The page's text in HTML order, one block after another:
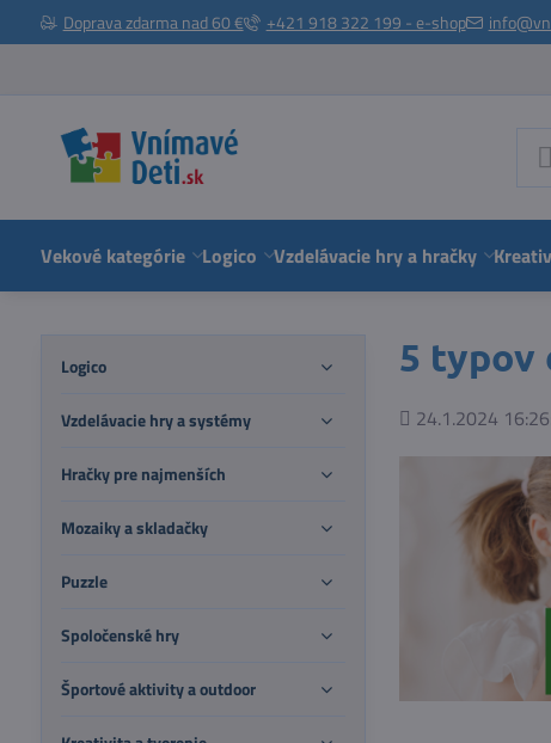
Doprava zdarma nad 60 € +421 918 322 199 - e-shop
Vekové kategórie Logico Vzdelávacie hry a hračky
5 typov
Pridané
24.1.2024
Logico
Vzdelávacie hry a systémy
Hračky pre najmenších
Mozaiky a skladačky
Puzzle
Spoločenské hry
Športové aktivity a outdoor